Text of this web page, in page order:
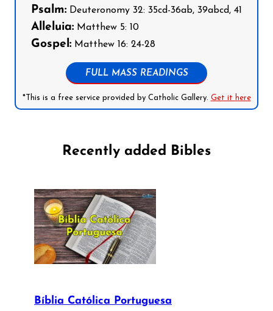
Psalm: Deuteronomy 32: 35cd-36ab, 39abcd, 41
Alleluia: Matthew 5: 10
Gospel: Matthew 16: 24-28
FULL MASS READINGS
*This is a free service provided by Catholic Gallery. Get it here
Recently added Bibles
Bíblia Católica Portuguesa